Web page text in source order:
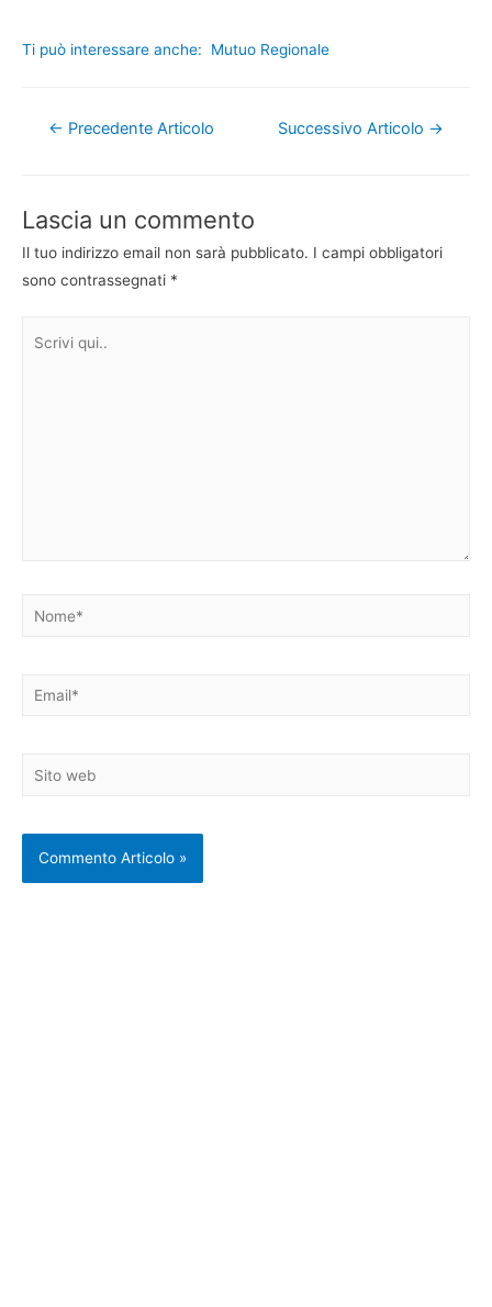
Ti può interessare anche: Mutuo Regionale
Navigazione
← Precedente Articolo Successivo Articolo →
Lascia un commento
Il tuo indirizzo email non sarà pubblicato. I campi obbligatori
sono contrassegnati *
Nome*
Email*
Sito